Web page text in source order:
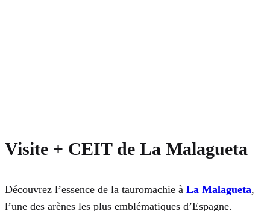
Visite + CEIT de La Malagueta
Découvrez l’essence de la tauromachie à La Malagueta,
l’une des arènes les plus emblématiques d’Espagne.